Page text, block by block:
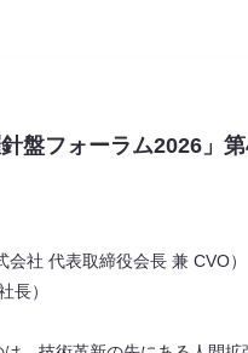
盤フォーラム2026」
社 ​代表取締役会長 兼 CVO）
）